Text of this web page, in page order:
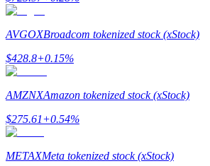
邀請朋友獲得現金獎勵
BTC 專享獎勵
AVGOXBroadcom tokenized stock (xStock)
$428.8+0.15%
AMZNXAmazon tokenized stock (xStock)
$275.61+0.54%
METAXMeta tokenized stock (xStock)